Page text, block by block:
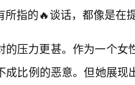
所指的🔥谈话，都像是在
的压力更甚。作为一个
成比例的恶意。但她展